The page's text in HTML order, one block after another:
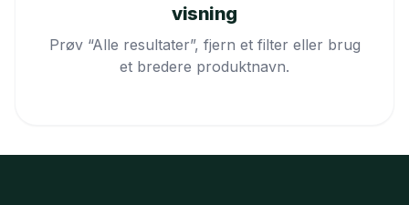
visning
Prøv “Alle resultater”, fjern et filter eller brug
et bredere produktnavn.